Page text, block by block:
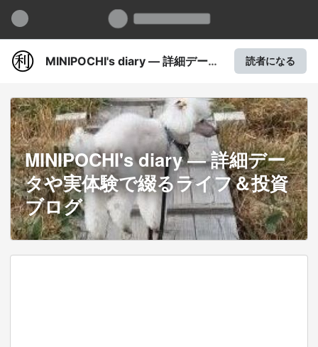
MINIPOCHI's diary ― 詳細データ
読者になる
MINIPOCHI's diary ― 詳細デー
タや実体験で綴るライフ＆投資
ブログ